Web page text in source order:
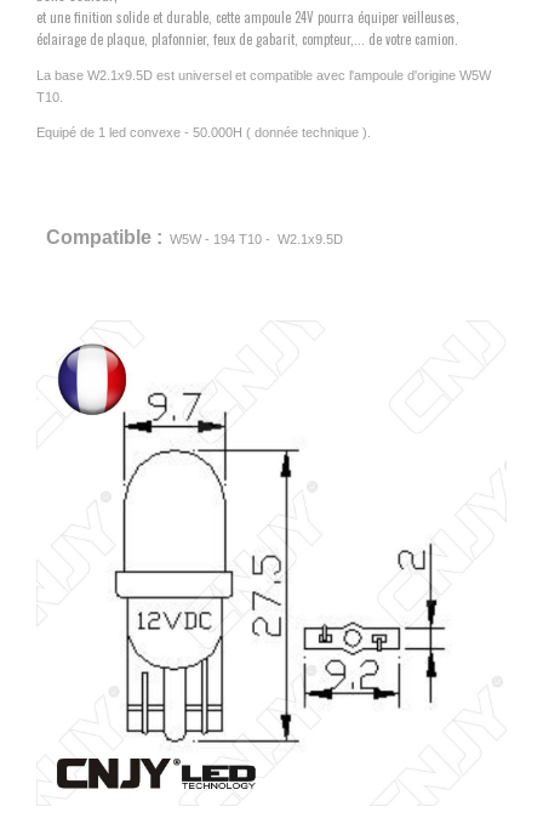
et une finition solide et durable, cette ampoule 24V pourra équiper veilleuses,
éclairage de plaque, plafonnier, feux de gabarit, compteur,... de votre camion.
La base W2.1x9.5D est universel et compatible avec l'ampoule d'origine W5W
T10.
Equipé de 1 led convexe - 50.000H ( donnée technique ).
Compatible : W5W - 194 T10 - W2.1x9.5D